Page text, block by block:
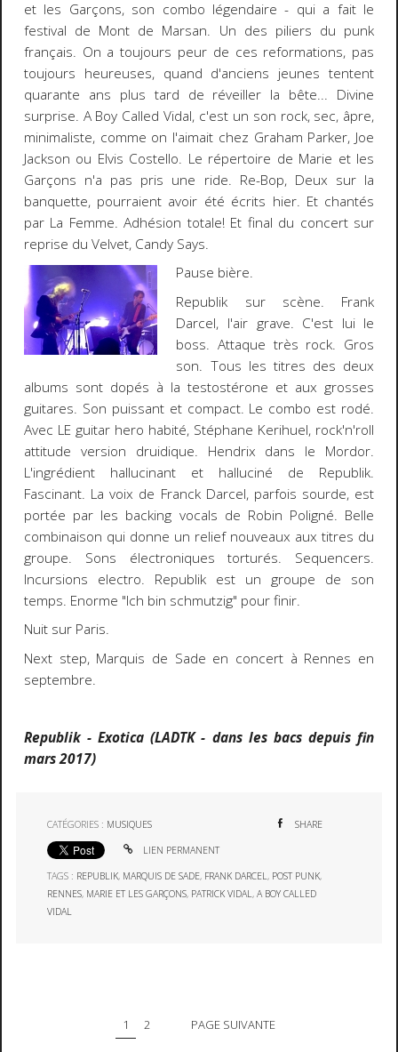
et les Garçons, son combo légendaire - qui a fait le
festival de Mont de Marsan. Un des piliers du punk
français. On a toujours peur de ces reformations, pas
toujours heureuses, quand d'anciens jeunes tentent
quarante ans plus tard de réveiller la bête... Divine
surprise. A Boy Called Vidal, c'est un son rock, sec, âpre,
minimaliste, comme on l'aimait chez Graham Parker, Joe
Jackson ou Elvis Costello. Le répertoire de Marie et les
Garçons n'a pas pris une ride. Re-Bop, Deux sur la
banquette, pourraient avoir été écrits hier. Et chantés
par La Femme. Adhésion totale! Et final du concert sur
reprise du Velvet, Candy Says.
Pause bière.
Republik sur scène. Frank
Darcel, l'air grave. C'est lui le
boss. Attaque très rock. Gros
son. Tous les titres des deux
albums sont dopés à la testostérone et aux grosses
guitares. Son puissant et compact. Le combo est rodé.
Avec LE guitar hero habité, Stéphane Kerihuel, rock'n'roll
attitude version druidique. Hendrix dans le Mordor.
L'ingrédient hallucinant et halluciné de Republik.
Fascinant. La voix de Franck Darcel, parfois sourde, est
portée par les backing vocals de Robin Poligné. Belle
combinaison qui donne un relief nouveaux aux titres du
groupe. Sons électroniques torturés. Sequencers.
Incursions electro. Republik est un groupe de son
temps. Enorme "Ich bin schmutzig" pour finir.
Nuit sur Paris.
Next step, Marquis de Sade en concert à Rennes en
septembre.
Republik - Exotica (LADTK - dans les bacs depuis fin
mars 2017)
CATÉGORIES : MUSIQUES SHARE
LIEN PERMANENT
TAGS : REPUBLIK, MARQUIS DE SADE, FRANK DARCEL, POST PUNK,
RENNES, MARIE ET LES GARÇONS, PATRICK VIDAL,A BOY CALLED
VIDAL
1 2 PAGE SUIVANTE